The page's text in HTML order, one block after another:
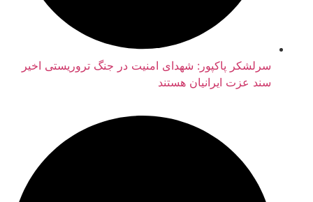
سرلشکر پاکپور: شهدای امنیت در جنگ تروریستی اخیر
سند عزت ایرانیان هستند